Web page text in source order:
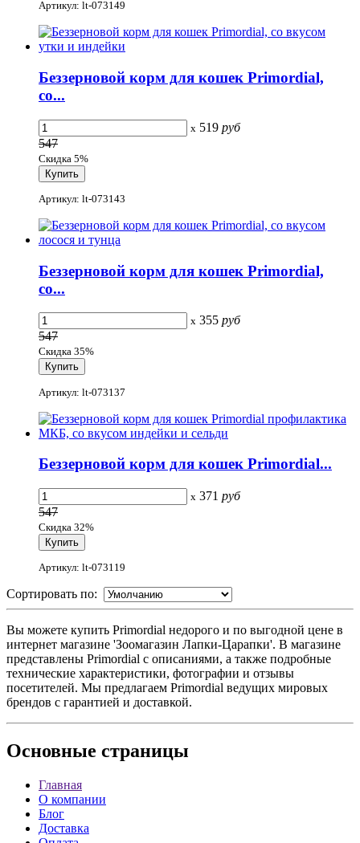
Артикул: lt-073149
Беззерновой корм для кошек Primordial,
со...
x 519 руб
547
Скидка 5%
Артикул: lt-073143
Беззерновой корм для кошек Primordial,
со...
x 355 руб
547
Скидка 35%
Артикул: lt-073137
Беззерновой корм для кошек Primordial...
x 371 руб
547
Скидка 32%
Артикул: lt-073119
Сортировать по:
Вы можете купить Primordial недорого и по выгодной цене в
интернет магазине 'Зоомагазин Лапки-Царапки'. В магазине
представлены Primordial с описаниями, а также подробные
технические характеристики, фотографии и отзывы
посетителей. Мы предлагаем Primordial ведущих мировых
брендов с гарантией и доставкой.
Основные страницы
Главная
О компании
Блог
Доставка